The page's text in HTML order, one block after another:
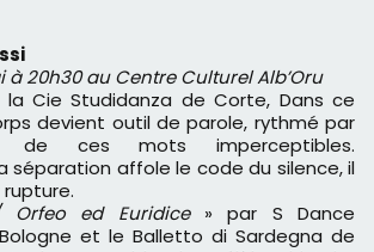
à 20h30 au Centre Culturel Alb’Oru
Cie Studidanza de Corte, Dans ce
devient outil de parole, rythmé par
de ces mots imperceptibles.
séparation affole le code du silence, il
rupture.
Orfeo ed Euridice» par S Dance
et le Balletto di Sardegna de